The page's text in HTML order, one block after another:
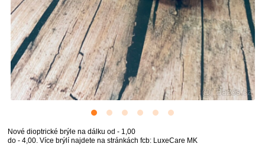
Nové dioptrické brýle na dálku od - 1,00
do - 4,00. Více brýlí najdete na stránkách fcb: LuxeCare MK